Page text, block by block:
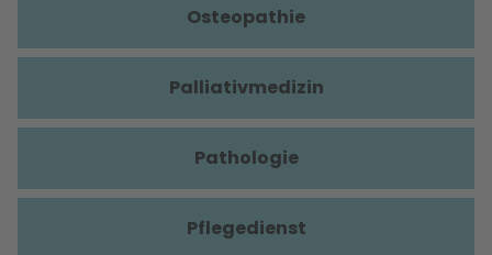
Osteopathie
Palliativmedizin
Pathologie
Pflegedienst